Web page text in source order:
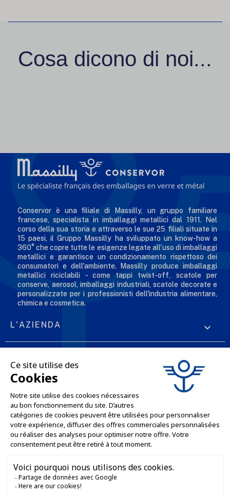
Cosa dicono di noi...
Conservor è una filiale di Massilly, un gruppo familiare
francese, specialista in imballaggi metallici dal 1911. Nel
corso della sua storia e attraverso le sue 25 filiali situate in
15 paesi, il Gruppo Massilly ha sviluppato un know-how a
360° che copre tutte le esigenze legate all'uso di imballaggi
metallici e garantisce un condizionamento rispettoso dei
consumatori e dell'ambiente. Massilly produce imballaggi
metallici riciclabili - come tappi twist-off, scatole per
conserve, aerosol, imballaggi industriali, scatole decorate e
personalizzate per i professionisti dell'industria alimentare,
chimica e cosmetica.
L'AZIENDA 
LE NOSTRE OFFERTE
SERVIZI PROFESSIONALI
SERVIZI DI VENDITA ONLINE
RESTIAMO IN CONTATTO
SITO WEB DI E-COMMERCE
Service client